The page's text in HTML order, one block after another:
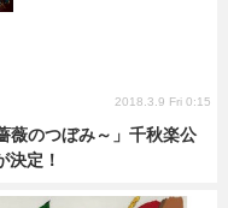
薇のつぼみ～」千秋楽公
決定！
2018.3.9 Fri 0:15